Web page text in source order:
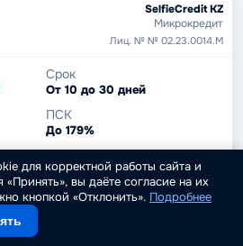
SelfieCredit KZ
Микрокредит
Лиц. № № 02.23.0014.М
Срок
От 10 до 30 дней
ПСК
До 179%
Получить деньги
заём бесплатно!
для корректной работы сайта и
вы даёте согласие на их
кнопкой «Отклонить». Подробнее